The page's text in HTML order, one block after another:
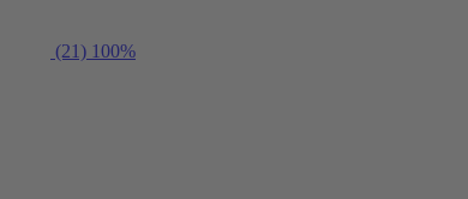
(21) 100%